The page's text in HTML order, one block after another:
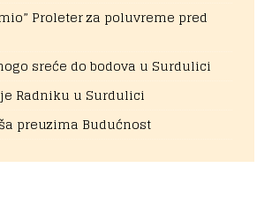
Proleter za poluvreme pred
sreće do bodova u Surdulici
Radniku u Surdulici
preuzima Budućnost